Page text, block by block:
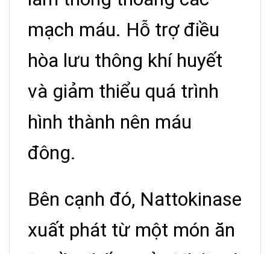
mạch máu. Hỗ trợ điều
hòa lưu thông khí huyết
và giảm thiểu quá trình
hình thành nên máu
đông.
Bên cạnh đó, Nattokinase
xuất phát từ một món ăn